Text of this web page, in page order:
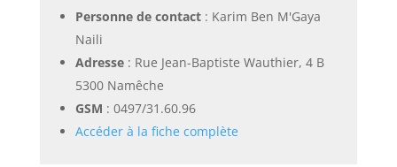
Personne de contact: Karim Ben M'Gaya
Naili
Adresse: Rue Jean-Baptiste Wauthier, 4 B
5300 Namêche
GSM : 0497/31.60.96
Accéder à la fiche complète